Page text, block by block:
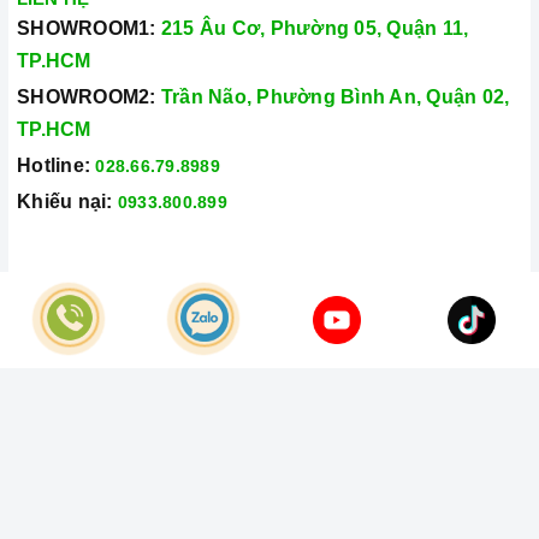
loại nào, hãng nào hay chưa được tư vấn kỹ thì
là nơi uy tín để trao niềm tin.
Home Bestluôn mong muốn đem lại cho quý khách
hàng chất lượng sản phẩm và dịch vụ tốt nhất, mang lại
028.66.798989để sở hữu những sản phẩm nhà bếp chất
Ngoài ra,
Home Bestcòn quan tâm đến
phẩm và các dịch vụ sau bán hàng. Cũng là lí do chính
để chúng tôi mangHome Best Care
SHOWROOM1: 215 Âu Cơ, Phường 05, Quận 11,
TP.HCM
SHOWROOM2: Trần Não, Phường Bình An, Quận 02,
TP.HCM
Hotline: 028.66.79.8989
Khiếu nại: 0933.800.899
© Bản quyền thuộc vềCông Ty TNHH Home Best Việt Nam
Cung cấp bởi
Sapo